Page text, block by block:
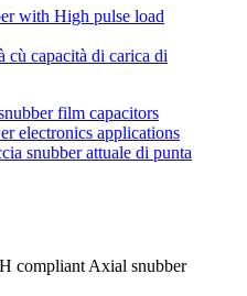
cù capacità di carica di
snubber attuale di punta